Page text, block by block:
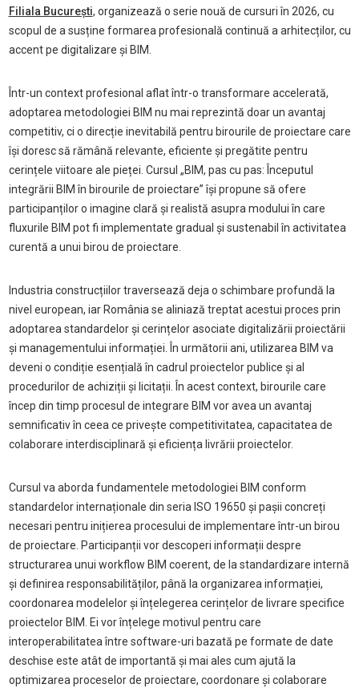
Filiala București, organizează o serie nouă de cursuri în 2026, cu
scopul de a susține formarea profesională continuă a arhitecților, cu
accent pe digitalizare și BIM.
Într-un context profesional aflat într-o transformare accelerată,
adoptarea metodologiei BIM nu mai reprezintă doar un avantaj
competitiv, ci o direcție inevitabilă pentru birourile de proiectare care
își doresc să rămână relevante, eficiente și pregătite pentru
cerințele viitoare ale pieței. Cursul „BIM, pas cu pas: Începutul
integrării BIM în birourile de proiectare” își propune să ofere
participanților o imagine clară și realistă asupra modului în care
fluxurile BIM pot fi implementate gradual și sustenabil în activitatea
curentă a unui birou de proiectare.
Industria construcțiilor traversează deja o schimbare profundă la
nivel european, iar România se aliniază treptat acestui proces prin
adoptarea standardelor și cerințelor asociate digitalizării proiectării
și managementului informației. În următorii ani, utilizarea BIM va
deveni o condiție esențială în cadrul proiectelor publice și al
procedurilor de achiziții și licitații. În acest context, birourile care
încep din timp procesul de integrare BIM vor avea un avantaj
semnificativ în ceea ce privește competitivitatea, capacitatea de
colaborare interdisciplinară și eficiența livrării proiectelor.
Cursul va aborda fundamentele metodologiei BIM conform
standardelor internaționale din seria ISO 19650 și pașii concreți
necesari pentru inițierea procesului de implementare într-un birou
de proiectare. Participanții vor descoperi informații despre
structurarea unui workflow BIM coerent, de la standardizare internă
și definirea responsabilităților, până la organizarea informației,
coordonarea modelelor și înțelegerea cerințelor de livrare specifice
proiectelor BIM. Ei vor înțelege motivul pentru care
interoperabilitatea între software-uri bazată pe formate de date
deschise este atât de importantă și mai ales cum ajută la
optimizarea proceselor de proiectare, coordonare și colaborare